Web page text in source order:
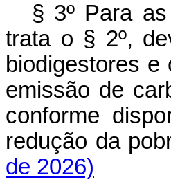
§ 3º Para
trata o § 2º,
biodigestores
emissão de
conforme
redução da
de 2026)